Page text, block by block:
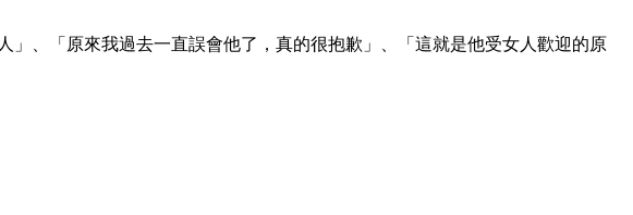
、「原來我過去一直誤會他了，真的很抱歉」、「這就是他受女人歡迎的原